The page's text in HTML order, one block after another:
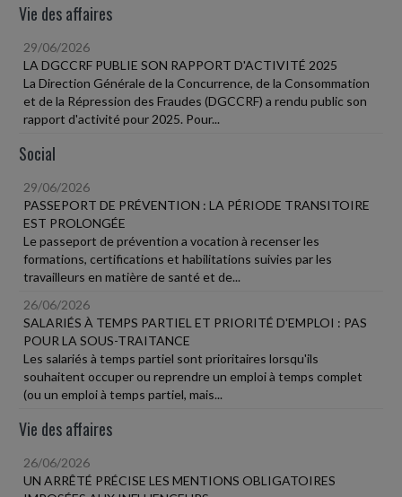
Vie des affaires
29/06/2026
LA DGCCRF PUBLIE SON RAPPORT D'ACTIVITÉ 2025
La Direction Générale de la Concurrence, de la Consommation
et de la Répression des Fraudes (DGCCRF) a rendu public son
rapport d'activité pour 2025. Pour...
Social
29/06/2026
PASSEPORT DE PRÉVENTION : LA PÉRIODE TRANSITOIRE
EST PROLONGÉE
Le passeport de prévention a vocation à recenser les
formations, certifications et habilitations suivies par les
travailleurs en matière de santé et de...
26/06/2026
SALARIÉS À TEMPS PARTIEL ET PRIORITÉ D'EMPLOI : PAS
POUR LA SOUS-TRAITANCE
Les salariés à temps partiel sont prioritaires lorsqu'ils
souhaitent occuper ou reprendre un emploi à temps complet
(ou un emploi à temps partiel, mais...
Vie des affaires
26/06/2026
UN ARRÊTÉ PRÉCISE LES MENTIONS OBLIGATOIRES